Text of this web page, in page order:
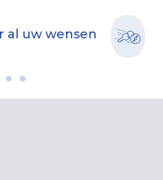
al uw wensen